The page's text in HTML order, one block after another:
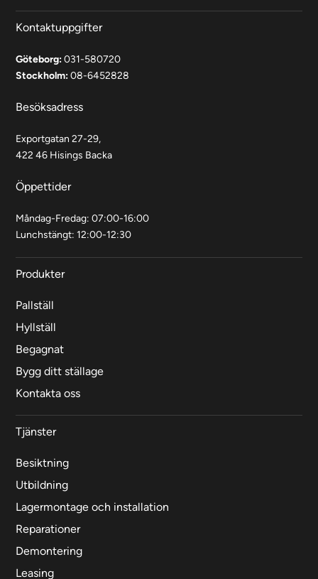
Kontaktuppgifter
Göteborg:031-580720
Stockholm:08-6452828
Besöksadress
Exportgatan 27-29,
422 46 Hisings Backa
Öppettider
Måndag-Fredag: 07:00-16:00
Lunchstängt: 12:00-12:30
Produkter
Pallställ
Hyllställ
Begagnat
Bygg ditt ställage
Kontakta oss
Tjänster
Besiktning
Utbildning
Lagermontage och installation
Reparationer
Demontering
Leasing